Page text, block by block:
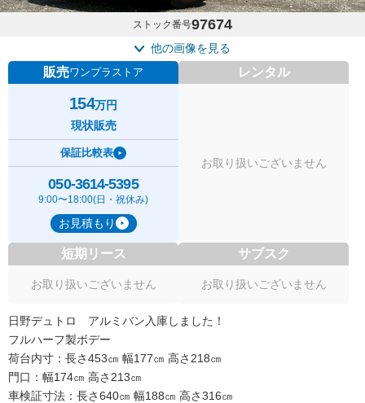
ストック番号97674
他の画像を見る
販売ワンプラストア
154万円
現状販売
保証比較表
050-3614-5395
9:00〜18:00(日・祝休み)
お見積もり
レンタル
お取り扱いございません
短期リース
お取り扱いございません
サブスク
お取り扱いございません
日野デュトロ アルミバン入庫しました！
フルハーフ製ボデー
荷台内寸：長さ453㎝ 幅177㎝ 高さ218㎝
門口：幅174㎝ 高さ213㎝
車検証寸法：長さ640㎝ 幅188㎝ 高さ316㎝